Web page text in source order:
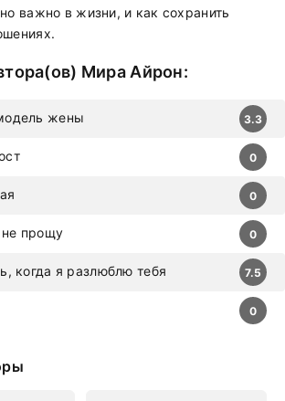
важно в жизни, и как сохранить
Мира Айрон:
0
когда я разлюблю тебя 7.5
не прощу 0
0
0
жены 3.3